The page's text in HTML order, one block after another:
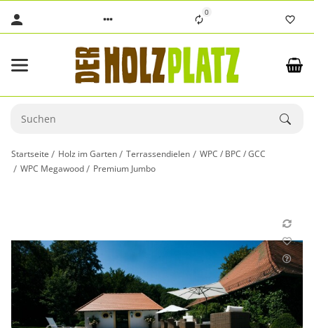
0
Startseite Holz im Garten Terrassendielen
WPC / BPC / GCC
WPC Megawood
Premium Jumbo